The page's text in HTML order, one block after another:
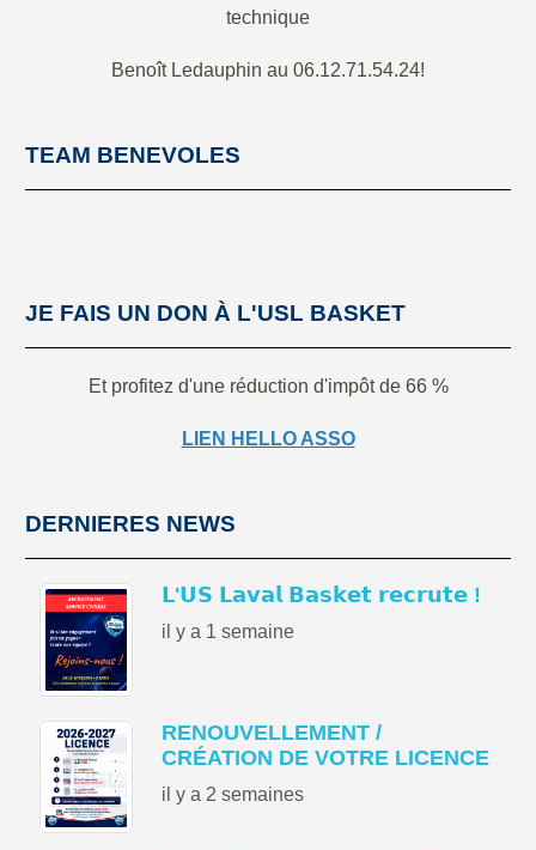
technique
Benoît Ledauphin au 06.12.71.54.24!
TEAM BENEVOLES
JE FAIS UN DON À L'USL BASKET
Et profitez d'une réduction d'impôt de 66 %
LIEN HELLO ASSO
DERNIERES NEWS
𝗟'𝗨𝗦 𝗟𝗮𝘃𝗮𝗹 𝗕𝗮𝘀𝗸𝗲𝘁 𝗿𝗲𝗰𝗿𝘂𝘁𝗲 !
il y a 1 semaine
RENOUVELLEMENT /
CRÉATION DE VOTRE LICENCE
il y a 2 semaines